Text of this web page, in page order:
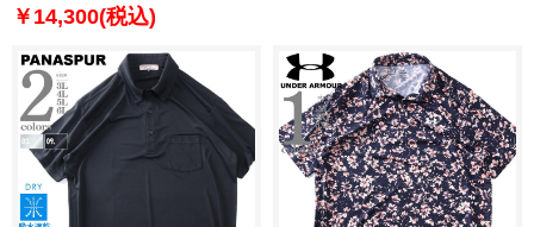
ポロシャツ ストレッチ 消臭 接触
作 lg6shsb6m 【fre】
￥14,300(税込)